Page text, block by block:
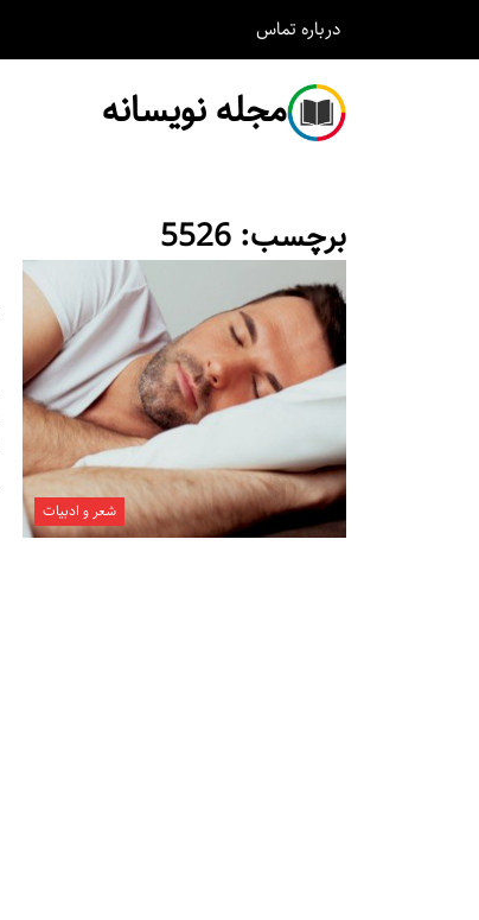
درباره تماس
مجله نویسانه
برچسب: 5526
شعر و ادبیات